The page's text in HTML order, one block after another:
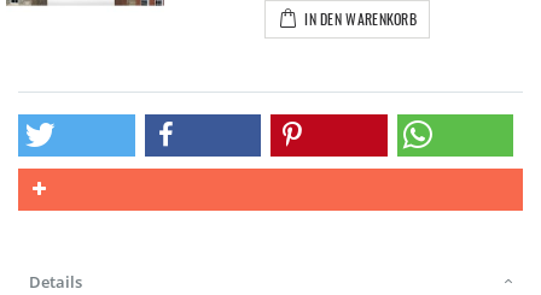
IN DEN WARENKORB
Details